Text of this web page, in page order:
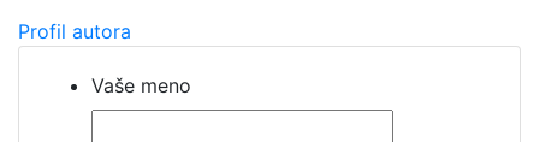
Profil autora
Vaše meno